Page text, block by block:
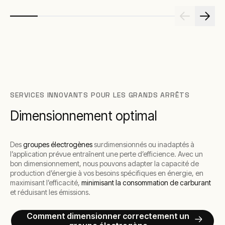
SERVICES INNOVANTS POUR LES GRANDS ARRÊTS
Dimensionnement optimal
Desgroupes électrogènessurdimensionnés ou inadaptés à
l’application prévue entraînent une perte d’efficience. Avec un
bon dimensionnement, nous pouvons adapter la capacité de
production d’énergie à vos besoins spécifiques en énergie, en
maximisant l’efficacité, minimisant la consommation de carburant
et réduisant les émissions.
Comment dimensionner correctement un